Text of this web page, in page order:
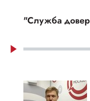
"Служба